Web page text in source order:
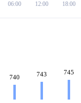
06:00 12:00 18:00
740 743 745